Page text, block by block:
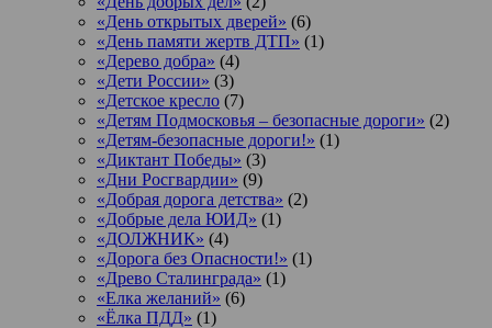
«День открытых дверей» (6)
«День памяти жертв ДТП» (1)
«Дерево добра» (4)
«Дети России» (3)
«Детское кресло (7)
«Детям Подмосковья – безопасные дороги» (2)
«Детям-безопасные дороги!» (1)
«Диктант Победы» (3)
«Дни Росгвардии» (9)
«Добрая дорога детства» (2)
«Добрые дела ЮИД» (1)
«ДОЛЖНИК» (4)
«Дорога без Опасности!» (1)
«Древо Сталинграда» (1)
«Елка желаний» (6)
«Ёлка ПДД» (1)